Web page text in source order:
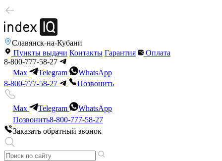
Славянск-на-Кубани
Пункты выдачи Контакты Гарантия
Оплата
8-800-777-58-27
Max
Telegram
WhatsApp
8-800-777-58-27
Позвонить
Max Telegram
WhatsApp
Позвонить8-800-777-58-27
Заказать обратный звонок